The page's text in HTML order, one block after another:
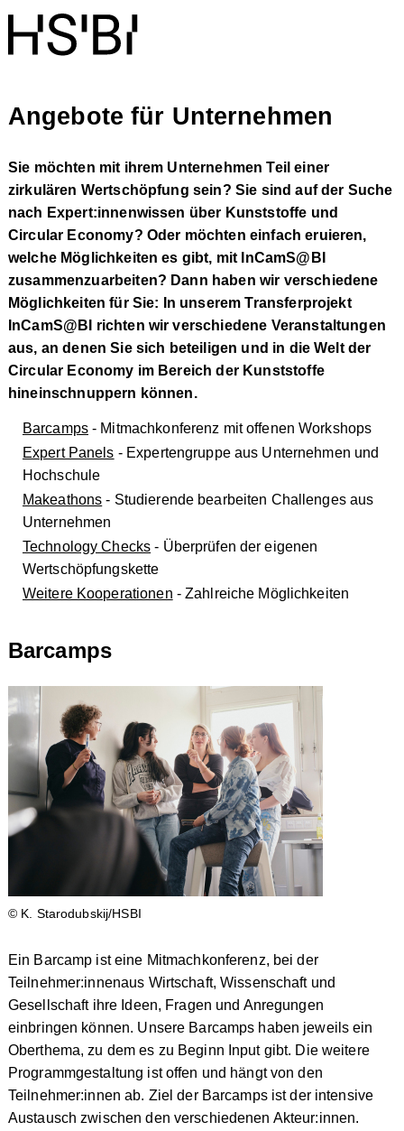
Angebote für Unternehmen
Sie möchten mit ihrem Unternehmen Teil einer
zirkulären Wertschöpfung sein? Sie sind auf der Suche
nach Expert:innenwissen über Kunststoffe und
Circular Economy? Oder möchten einfach eruieren,
welche Möglichkeiten es gibt, mit InCamS@BI
zusammenzuarbeiten? Dann haben wir verschiedene
Möglichkeiten für Sie: In unserem Transferprojekt
InCamS@BI richten wir verschiedene Veranstaltungen
aus, an denen Sie sich beteiligen und in die Welt der
Circular Economy im Bereich der Kunststoffe
hineinschnuppern können.
Barcamps- Mitmachkonferenz mit offenen Workshops
Expert Panels - Expertengruppe aus Unternehmen und
Hochschule
Makeathons - Studierende bearbeiten Challenges aus
Unternehmen
Technology Checks - Überprüfen der eigenen
Wertschöpfungskette
Weitere Kooperationen - Zahlreiche Möglichkeiten
Barcamps
© K. Starodubskij/HSBI
Ein Barcamp ist eine Mitmachkonferenz, bei der
Teilnehmer:innenaus Wirtschaft, Wissenschaft und
Gesellschaft ihre Ideen, Fragen und Anregungen
einbringen können. Unsere Barcamps haben jeweils ein
Oberthema, zu dem es zu Beginn Input gibt. Die weitere
Programmgestaltung ist offen und hängt von den
Teilnehmer:innen ab. Ziel der Barcamps ist der intensive
Austausch zwischen den verschiedenen Akteur:innen.